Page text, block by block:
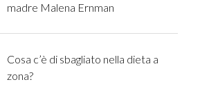
madre Malena Ernman
Cosa c’è di sbagliato nella dieta a
zona?